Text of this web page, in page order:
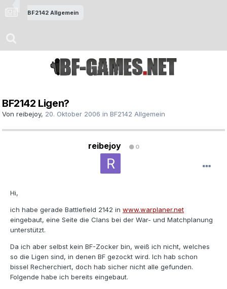
BF2142 Allgemein
BF2142 Ligen?
Von reibejoy, 20. Oktober 2006 in BF2142 Allgemein
reibejoy 0
Hi,
ich habe gerade Battlefield 2142 in www.warplaner.net
eingebaut, eine Seite die Clans bei der War- und Matchplanung
unterstützt.
Da ich aber selbst kein BF-Zocker bin, weiß ich nicht, welches
so die Ligen sind, in denen BF gezockt wird. Ich hab schon
bissel Recherchiert, doch hab sicher nicht alle gefunden.
Folgende habe ich bereits eingebaut.